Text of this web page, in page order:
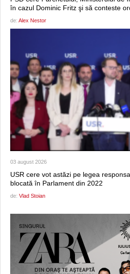
în cazul Dominic Fritz şi să conteste
de: Alex Nestor
03 august 2026
USR cere vot astăzi pe legea
blocată în Parlament din 2022
de: Vlad Stoian